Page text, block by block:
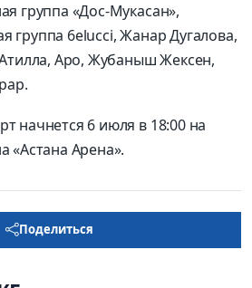
группа «Дос-Мукасан»,
группа 6elucci, Жанар Дугалова,
Аро, Жубаныш Жексен,
начнется 6 июля в 18:00 на
«Астана Арена».
Поделиться